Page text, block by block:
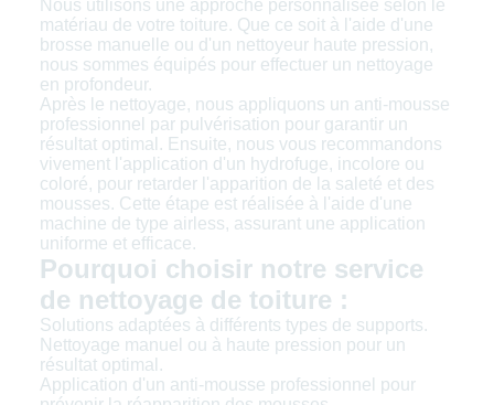
Nous utilisons une approche personnalisée selon le
matériau de votre toiture. Que ce soit à l'aide d'une
brosse manuelle ou d'un nettoyeur haute pression,
nous sommes équipés pour effectuer un nettoyage
en profondeur.
Après le nettoyage, nous appliquons un anti-mousse
professionnel par pulvérisation pour garantir un
résultat optimal. Ensuite, nous vous recommandons
vivement l'application d'un hydrofuge, incolore ou
coloré, pour retarder l'apparition de la saleté et des
mousses. Cette étape est réalisée à l'aide d'une
machine de type airless, assurant une application
uniforme et efficace.
Pourquoi choisir notre service
de nettoyage de toiture :
Solutions adaptées à différents types de supports.
Nettoyage manuel ou à haute pression pour un
résultat optimal.
Application d'un anti-mousse professionnel pour